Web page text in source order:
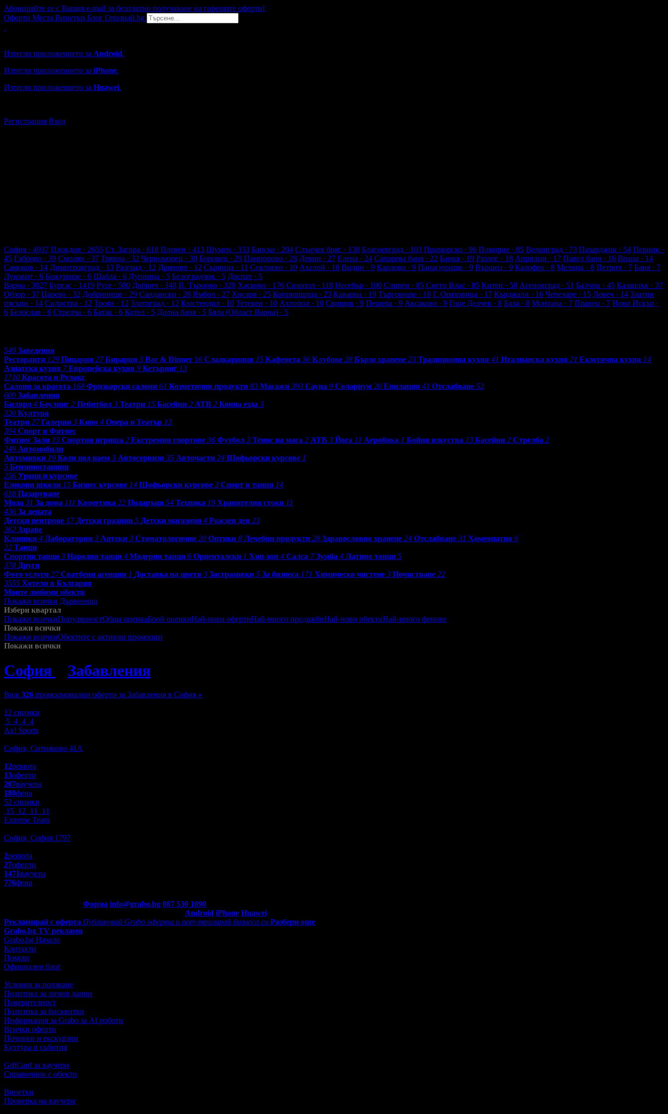
Абонирайте се с Вашия e-mail за безплатно получаване на горещите оферти!
Оферти Места Винетки Блог Опознай.bg
Изтегли приложението за Android.
Изтегли приложението за iPhone.
Изтегли приложението за Huawei.
Регистрация Вход
София · 4937 Пловдив · 2655 Ст. Загора · 618 Плевен · 413 Шумен · 333 Банско · 204 Слънчев бряг · 138 Благоевград · 103 Приморско · 96 Поморие · 85 Велинград · 73 Пазарджик · 54 Перник ·
45 Габрово · 39 Смолян · 37 Трявна · 32 Черноморец · 30 Боровец · 29 Пампорово · 28 Девин · 27 Елена · 24 Сапарева баня · 22 Банкя · 19 Разлог · 18 Априлци · 17 Павел баня · 16 Враца · 14
Самоков · 14 Димитровград · 13 Разград · 12 Дряново · 12 Сърница · 11 Севлиево · 10 Ахелой · 10 Видин · 9 Карлово · 9 Панагюрище · 9 Вършец · 9 Калофер · 8 Мелник · 8 Петрич · 7 Баня · 7
Луковит · 6 Божурище · 6 Шабла · 6 Дупница · 5 Белоградчик · 5 Доспат · 5
Варна · 3027 Бургас · 1419 Русе · 580 Добрич · 348 В. Търново · 328 Хасково · 176 Созопол · 118 Несебър · 100 Сливен · 85 Свети Влас · 85 Китен · 58 Асеновград · 51 Балчик · 45 Казанлък · 37
Обзор · 37 Царево · 32 Добринище · 29 Сандански · 28 Ямбол · 27 Хисаря · 25 Копривщица · 23 Каварна · 19 Търговище · 18 Г. Оряховица · 17 Кърджали · 16 Чепеларе · 15 Ловеч · 14 Златни
пясъци · 14 Силистра · 12 Троян · 12 Златоград · 12 Кюстендил · 10 Тетевен · 10 Ахтопол · 10 Свищов · 9 Пещера · 9 Аксаково · 9 Гоце Делчев · 8 Бяла · 8 Монтана · 7 Правец · 7 Нови Искър ·
6 Белослав · 6 Стрелча · 6 Батак · 6 Котел · 5 Долна баня · 5 Бяла (Област Варна) · 5
549 Заведения
Ресторанти 129 Пицарии 27 Бирарии 3 Bar & Dinner 16 Сладкарници 15 Кафенета 36 Клубове 28 Бързо хранене 23 Традиционна кухня 41 Италианска кухня 21 Екзотична кухня 14
Азиатска кухня 7 Европейска кухня 9 Кетъринг 13
1710 Красота и Релакс
Салони за красота 168 Фризьорски салони 61 Козметични продукти 83 Масажи 393 Сауна 9 Солариум 20 Епилации 41 Отслабване 52
609 Забавления
Билярд 4 Боулинг 2 Пейнтбол 3 Театри 15 Басейни 2 АТВ 2 Конна езда 3
320 Култура
Театри 27 Галерии 3 Кино 4 Опера и Театър 13
394 Спорт и Фитнес
Фитнес Зали 13 Спортни игрища 2 Екстремни спортове 36 Футбол 3 Тенис на маса 2 АТВ 3 Йога 11 Аеробика 1 Бойни изкуства 13 Басейни 2 Стрелба 2
249 Автомобили
Автомивки 19 Коли под наем 3 Автосервизи 35 Авточасти 24 Шофьорски курсове 1
5 Бензиностанции
256 Уроци и курсове
Езикови школи 15 Бизнес курсове 14 Шофьорски курсове 3 Спорт и танци 14
618 Пазаруване
Мода 31 За дома 111 Козметика 22 Подаръци 54 Техника 19 Хранителни стоки 11
436 За децата
Детски центрове 17 Детски градини 5 Детски магазини 4 Рожден ден 23
362 Здраве
Клиники 4 Лаборатории 3 Аптеки 3 Стоматологични 20 Оптики 8 Лечебни продукти 28 Здравословно хранене 24 Отслабване 31 Хомеопатия 6
22 Танци
Спортни танци 3 Народни танци 4 Модерни танци 6 Ориенталски 1 Хип-хоп 4 Салса 7 Зумба 4 Латино танци 5
378 Други
Фото услуги 27 Сватбени агенции 1 Доставка на цветя 3 Застраховки 5 За бизнеса 171 Химическо чистене 3 Почистване 22
3555 Хотели в България
Моите любими обекти
Покажи всички Дървеница
Избери квартал
Покажи всичкиПопулярностОбща оценкаБрой оценкиНай-нови офертиНай-много продажбиНай-нови обектиНай-много фенове
Покажи всички
Покажи всичкиОбектите с активни промоции
Покажи всички
София Забавления
Виж 326 промоционални оферти за Забавления в София »
12 снимки
5 4 4 4
Ax! Sports
София, Ситняково 41А
12ревюта
13оферти
207ваучера
180фена
52 снимки
15 12 11
11
Extreme Team
София, София 1797
2ревюта
27оферти
1471ваучера
776фена
Форма info@grabo.bg 087 530 1090
Android iPhone Huawei
Рекламирай с оферта Публикувай Grabo оферта и популяризирай бизнеса си Разбери още
Grabo.bg TV реклами
Grabo.bg Начало
Контакти
Помощ
Официален блог
Условия за ползване
Политика за лични данни
Поверителност
Политика за бисквитки
Информация за Grabo за AI роботи
Всички оферти
Почивки и екскурзии
Култура и събития
GiftCard за ваучери
Справочник с обекти
Винетки
Проверка на ваучери